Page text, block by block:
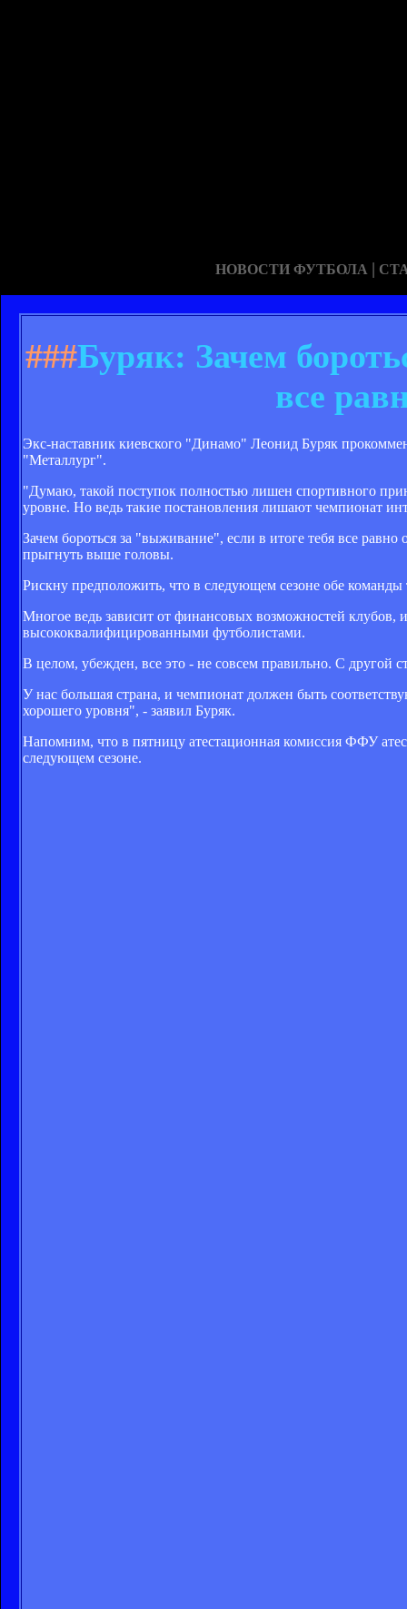
НОВОСТИ ФУТБОЛА |
###Буряк: Зачем
все
Экс-наставник киевского "Динамо" Леонид Буряк
"Металлург".
"Думаю, такой поступок полностью лишен спортивного
уровне. Но ведь такие постановления лишают чемпионат
Зачем бороться за "выживание", если в итоге тебя все
прыгнуть выше головы.
Рискну предположить, что в следующем сезоне обе
Многое ведь зависит от финансовых возможностей клубов,
высококвалифицированными футболистами.
В целом, убежден, все это - не совсем правильно. С другой
У нас большая страна, и чемпионат должен быть
хорошего уровня", - заявил Буряк.
Напомним, что в пятницу атестационная комиссия ФФУ
следующем сезоне.